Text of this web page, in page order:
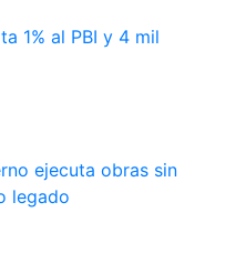
1% al PBI y 4 mil
ejecuta obras sin
legado